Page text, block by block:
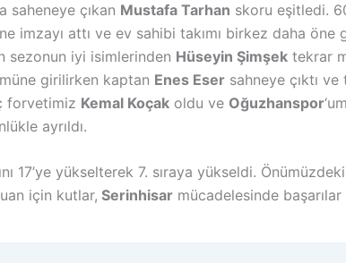
saheneye çıkan Mustafa Tarhan skoru eşitledi.
imzayı attı ve ev sahibi takımı birkez daha
sezonun iyi isimlerinden Hüseyin Şimşek tekrar
girilirken kaptan Enes Eser sahneye çıktı ve
forvetimiz Kemal Koçak oldu ve Oğuzhanspor
ayrıldı.
17’ye yükselterek 7. sıraya yükseldi.
için kutlar, Serinhisar mücadelesinde